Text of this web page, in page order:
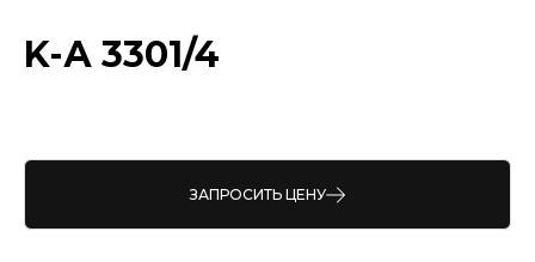
K-А 3301/4
ЗАПРОСИТЬ ЦЕНУ